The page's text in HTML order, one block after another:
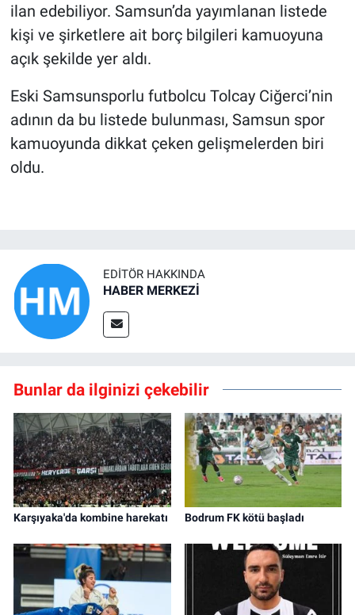
ilan edebiliyor. Samsun’da yayımlanan listede
kişi ve şirketlere ait borç bilgileri kamuoyuna
açık şekilde yer aldı.
Eski Samsunsporlu futbolcu Tolcay Ciğerci’nin
adının da bu listede bulunması, Samsun spor
kamuoyunda dikkat çeken gelişmelerden biri
oldu.
EDITÖR HAKKINDA
HABER MERKEZİ
Bunlar da ilginizi çekebilir
Karşıyaka'da kombine harekatı Bodrum FK kötü başladı